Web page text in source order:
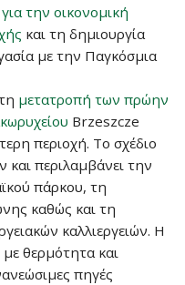
την οικονομική
και τη δημιουργία
με την Παγκόσμια
μετατροπή των πρώην
Brzeszcze
περιοχή. Το σχέδιο
περιλαμβάνει την
πάρκου, τη
καθώς και τη
καλλιεργειών. Η
θερμότητα και
πηγές